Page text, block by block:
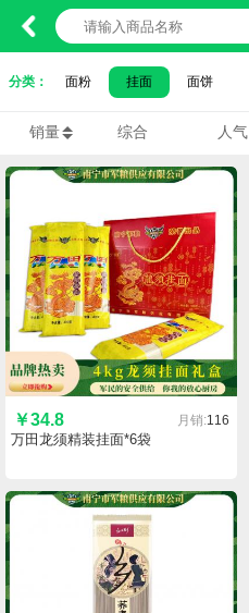
分类： 面粉 挂面 面饼
销量 综合 人气
万田龙须精装挂面*6袋
￥34.8 月销:116